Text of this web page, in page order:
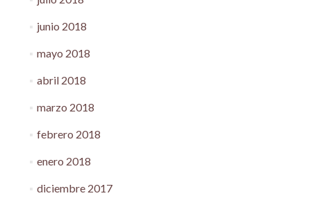
junio 2018
mayo 2018
abril 2018
marzo 2018
febrero 2018
enero 2018
diciembre 2017